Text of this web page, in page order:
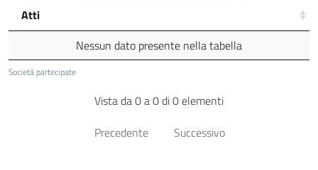
Società partecipate
Atti
Nessun dato presente nella tabella
Vista da 0 a 0 di 0 elementi
Precedente
Successivo